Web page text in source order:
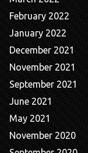
February 2022
January 2022
December 2021
November 2021
September 2021
June 2021
May 2021
November 2020